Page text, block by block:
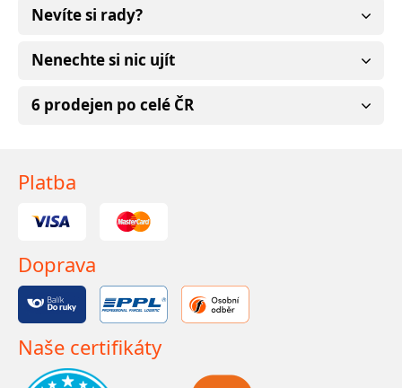
Nevíte si rady?
Nenechte si nic ujít
6 prodejen po celé ČR
Platba
Doprava
Naše certifikáty